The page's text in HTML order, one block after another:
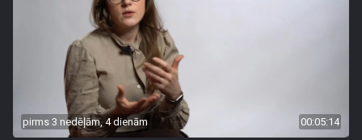
pirms 3 nedēļām, 4 dienām 00:05:14